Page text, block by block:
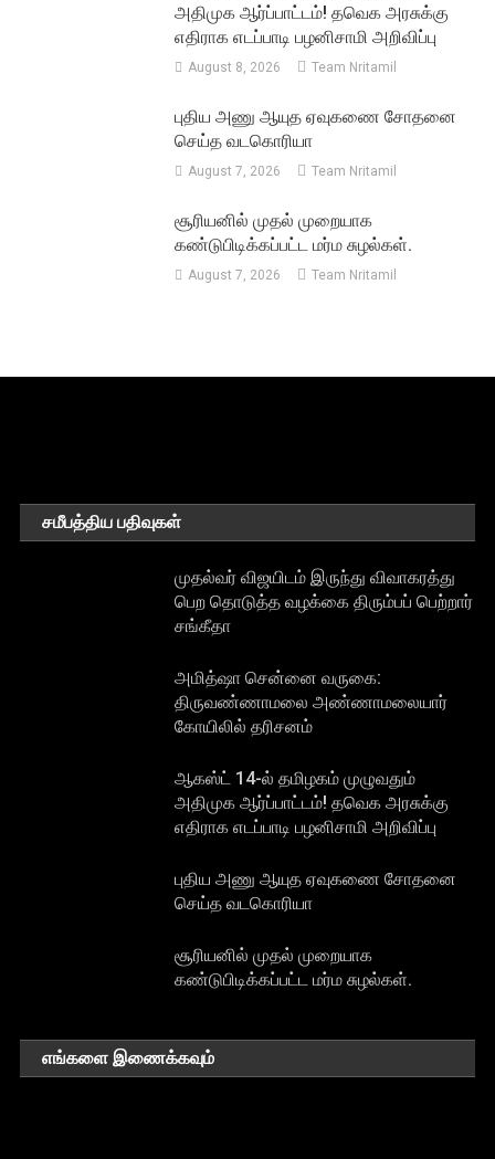
அதிமுக ஆர்ப்பாட்டம்! தவெக அரசுக்கு
எதிராக எடப்பாடி பழனிசாமி அறிவிப்பு
August 8, 2026 Team Nritamil
புதிய அணு ஆயுத ஏவுகணை சோதனை
செய்த வடகொரியா
August 7, 2026 Team Nritamil
சூரியனில் முதல் முறையாக
கண்டுபிடிக்கப்பட்ட மர்ம சுழல்கள்.
August 7, 2026 Team Nritamil
சமீபத்திய பதிவுகள்
முதல்வர் விஜயிடம் இருந்து விவாகரத்து
பெற தொடுத்த வழக்கை திரும்பப் பெற்றார்
சங்கீதா
அமித்ஷா சென்னை வருகை:
திருவண்ணாமலை அண்ணாமலையார்
கோயிலில் தரிசனம்
ஆகஸ்ட் 14-ல் தமிழகம் முழுவதும்
அதிமுக ஆர்ப்பாட்டம்! தவெக அரசுக்கு
எதிராக எடப்பாடி பழனிசாமி அறிவிப்பு
புதிய அணு ஆயுத ஏவுகணை சோதனை
செய்த வடகொரியா
சூரியனில் முதல் முறையாக
கண்டுபிடிக்கப்பட்ட மர்ம சுழல்கள்.
எங்களை இணைக்கவும்